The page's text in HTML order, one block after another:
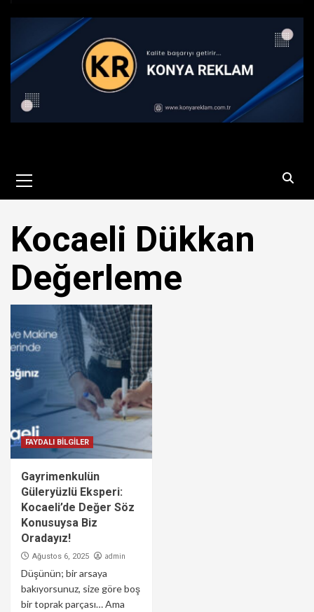
Menu
Kocaeli Dükkan
Değerleme
FAYDALI BİLGİLER
Gayrimenkulün
Güleryüzlü Eksperi:
Kocaeli’de Değer Söz
Konusuysa Biz
Oradayız!
Ağustos 6, 2025 admin
Düşünün; bir arsaya
bakıyorsunuz, size göre boş
bir toprak parçası… Ama